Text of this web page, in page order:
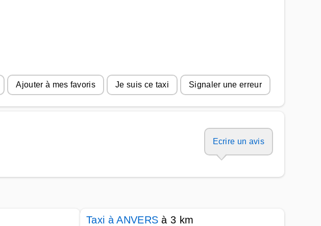
Ajouter à mes favoris Je suis ce taxi Signaler une erreur
Ecrire un avis
Taxi à ANVERS à 3 km